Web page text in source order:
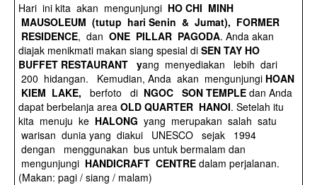
Hari ini kita akan mengunjungi HO CHI MINH
MAUSOLEUM (tutup hari Senin & Jumat), FORMER
RESIDENCE, dan ONE PILLAR PAGODA. Anda akan
diajak menikmati makan siang spesial di SEN TAY HO
BUFFET RESTAURANT yang menyediakan lebih dari
200 hidangan. Kemudian, Anda akan mengunjungi HOAN
KIEM LAKE, berfoto di NGOC SON TEMPLE dan Anda
dapat berbelanja area OLD QUARTER HANOI. Setelah itu
kita menuju ke HALONG yang merupakan salah satu
warisan dunia yang diakui UNESCO sejak 1994
dengan menggunakan bus untuk bermalam dan
mengunjungi HANDICRAFT CENTRE dalam perjalanan.
(Makan: pagi / siang / malam)